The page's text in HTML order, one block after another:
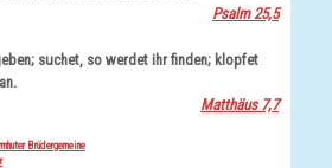
Psalm 25,5
suchet, so werdet ihr finden; klopfet
Matthäus 7,7
Brüdergemeine